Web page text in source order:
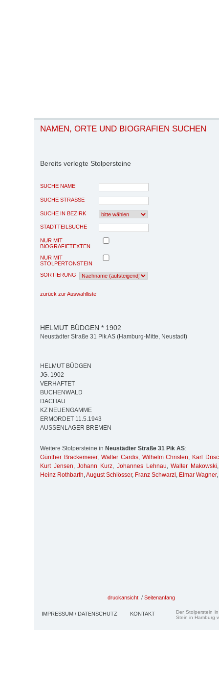
NAMEN, ORTE UND BIOGRAFIEN SUCHEN
Bereits verlegte Stolpersteine
SUCHE NAME
SUCHE STRASSE
SUCHE IN BEZIRK
STADTTEILSUCHE
NUR MIT
BIOGRAFIETEXTEN
NUR MIT
STOLPERTONSTEIN
SORTIERUNG
zurück zur Auswahlliste
HELMUT BÜDGEN * 1902
Neustädter Straße 31 Pik AS (Hamburg-Mitte, Neustadt)
HELMUT BÜDGEN
JG. 1902
VERHAFTET
BUCHENWALD
DACHAU
KZ NEUENGAMME
ERMORDET 11.5.1943
AUSSENLAGER BREMEN
Weitere Stolpersteine in Neustädter Straße 31 Pik AS:
Günther Brackemeier, Walter Cardis, Wilhelm Christen, Karl
Kurt Jensen,Johann Kurz, Johannes Lehnau,Walter Makowski
Heinz Rothbarth,August Schlösser, Franz Schwarzl , Elmar Wagner,
druckansicht / Seitenanfang
IMPRESSUM / DATENSCHUTZ KONTAKT
Der Stolperstein
Stein in Hamburg